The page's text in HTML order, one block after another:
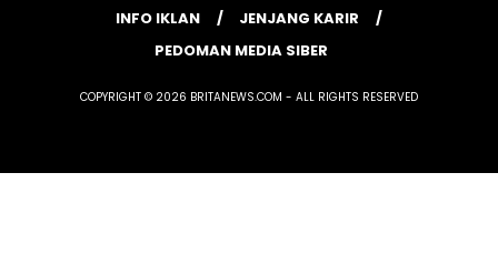
INFO IKLAN
JENJANG KARIR
PEDOMAN MEDIA SIBER
COPYRIGHT © 2026 BRITANEWS.COM - ALL RIGHTS RESERVED